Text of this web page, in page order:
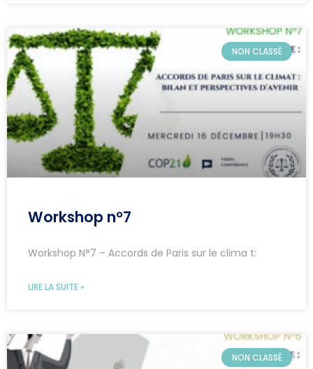
NON CLASSÉ
Workshop n°7
Workshop N°7 – Accords de Paris sur le clima t:
LIRE LA SUITE »
NON CLASSÉ